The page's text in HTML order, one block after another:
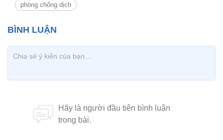
phòng chống dịch